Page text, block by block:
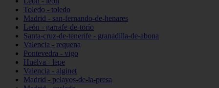
Toledo - toledo
Madrid - san-fernando-de-henares
León - garrafe-de-torío
Santa-cruz-de-tenerife - granadilla-de-abona
Valencia - requena
Pontevedra - vigo
Huelva - lepe
Valencia - alginet
Madrid - pelayos-de-la-presa